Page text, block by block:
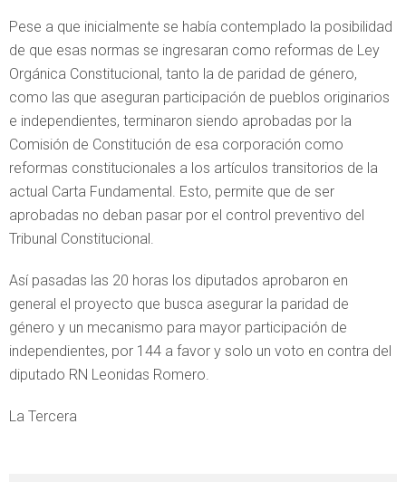
Pese a que inicialmente se había contemplado la posibilidad
de que esas normas se ingresaran como reformas de Ley
Orgánica Constitucional, tanto la de paridad de género,
como las que aseguran participación de pueblos originarios
e independientes, terminaron siendo aprobadas por la
Comisión de Constitución de esa corporación como
reformas constitucionales a los artículos transitorios de la
actual Carta Fundamental. Esto, permite que de ser
aprobadas no deban pasar por el control preventivo del
Tribunal Constitucional.
Así pasadas las 20 horas los diputados aprobaron en
general el proyecto que busca asegurar la paridad de
género y un mecanismo para mayor participación de
independientes, por 144 a favor y solo un voto en contra del
diputado RN Leonidas Romero.
La Tercera